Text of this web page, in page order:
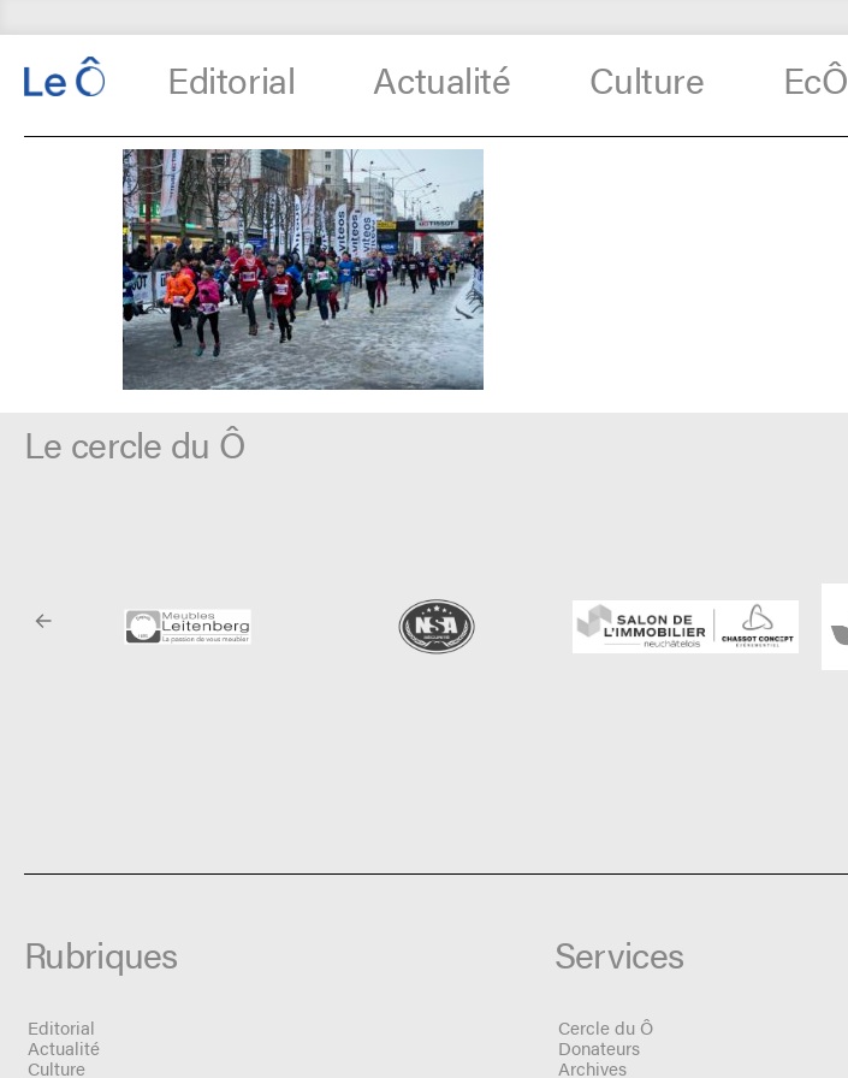
Editorial Actualité Culture EcÔ
Le cercle du Ô
Rubriques
Editorial
Actualité
Culture
Services
Cercle du Ô
Donateurs
Archives